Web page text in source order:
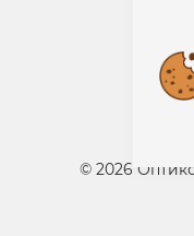
© 2026